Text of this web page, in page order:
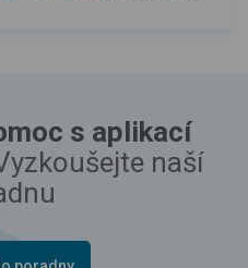
s aplikací
naší